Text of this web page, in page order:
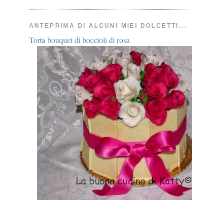
ANTEPRIMA DI ALCUNI MIEI DOLCETTI...
Torta bouquet di boccioli di rosa